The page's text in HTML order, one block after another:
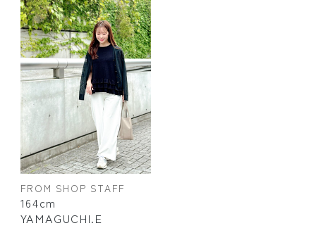
FROM SHOP STAFF
164cm
YAMAGUCHI.E